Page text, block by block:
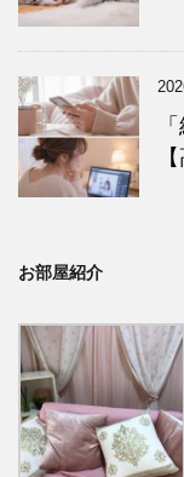
お部屋紹介